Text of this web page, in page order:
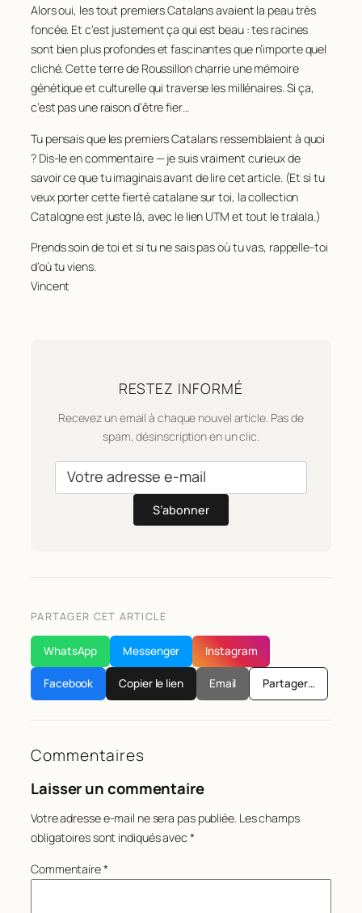
Alors oui, les tout premiers Catalans avaient la peau très
foncée. Et c’est justement ça qui est beau : tes racines
sont bien plus profondes et fascinantes que n’importe quel
cliché. Cette terre de Roussillon charrie une mémoire
génétique et culturelle qui traverse les millénaires. Si ça,
c’est pas une raison d’être fier…
Tu pensais que les premiers Catalans ressemblaient à quoi
? Dis-le en commentaire — je suis vraiment curieux de
savoir ce que tu imaginais avant de lire cet article. (Et si tu
veux porter cette fierté catalane sur toi, la collection
Catalogne est juste là, avec le lien UTM et tout le tralala.)
Prends soin de toi et si tu ne sais pas où tu vas, rappelle-toi
d’où tu viens.
Vincent
RESTEZ INFORMÉ
Recevez un email à chaque nouvel article. Pas de
spam, désinscription en un clic.
S’abonner
PARTAGER CET ARTICLE
WhatsApp Messenger Instagram
Facebook Copier le lien Email Partager…
Commentaires
Laisser un commentaire
Votre adresse e-mail ne sera pas publiée. Les champs
obligatoires sont indiqués avec *
Commentaire*